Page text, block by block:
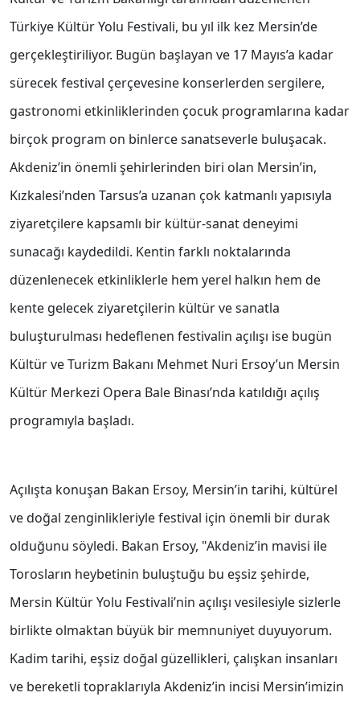
Türkiye Kültür Yolu Festivali, bu yıl ilk kez Mersin’de
gerçekleştiriliyor. Bugün başlayan ve 17 Mayıs’a kadar
sürecek festival çerçevesine konserlerden sergilere,
gastronomi etkinliklerinden çocuk programlarına kadar
birçok program on binlerce sanatseverle buluşacak.
Akdeniz’in önemli şehirlerinden biri olan Mersin’in,
Kızkalesi’nden Tarsus’a uzanan çok katmanlı yapısıyla
ziyaretçilere kapsamlı bir kültür-sanat deneyimi
sunacağı kaydedildi. Kentin farklı noktalarında
düzenlenecek etkinliklerle hem yerel halkın hem de
kente gelecek ziyaretçilerin kültür ve sanatla
buluşturulması hedeflenen festivalin açılışı ise bugün
Kültür ve Turizm Bakanı Mehmet Nuri Ersoy’un Mersin
Kültür Merkezi Opera Bale Binası’nda katıldığı açılış
programıyla başladı.
Açılışta konuşan Bakan Ersoy, Mersin’in tarihi, kültürel
ve doğal zenginlikleriyle festival için önemli bir durak
olduğunu söyledi. Bakan Ersoy, "Akdeniz’in mavisi ile
Torosların heybetinin buluştuğu bu eşsiz şehirde,
Mersin Kültür Yolu Festivali’nin açılışı vesilesiyle sizlerle
birlikte olmaktan büyük bir memnuniyet duyuyorum.
Kadim tarihi, eşsiz doğal güzellikleri, çalışkan insanları
ve bereketli topraklarıyla Akdeniz’in incisi Mersin’imizin